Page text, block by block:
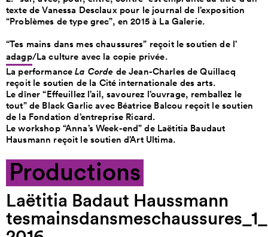
texte de Vanessa Desclaux pour le journal de l’exposition
“Problèmes de type grec”, en 2015 à La Galerie.
“Tes mains dans mes chaussures” reçoit le soutien de l’
adagp/La culture avec la copie privée.
La performanceLa Corde de Jean-Charles de Quillacq
reçoit le soutien de la Cité internationale des arts.
Le dîner “Effeuillez l’ail, savourez l’ouvrage, remballez le
tout” de Black Garlic avec Béatrice Balcou reçoit le soutien
de la Fondation d’entreprise Ricard.
Le workshop “Anna’s Week-end” de Laëtitia Baudaut
Hausmann reçoit le soutien d’Art Ultima.
Productions
Laëtitia Badaut Haussmann